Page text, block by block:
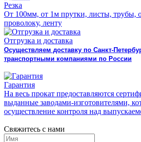
Резка
От 100мм, от 1м прутки, листы, трубы,
проволоку, ленту
Отгрузка и доставка
Осуществляем доставку по Санкт-
транспортными компаниями по России
Гарантия
На весь прокат предоставляются
выданные заводами-изготовителями,
осуществление контроля над
Свяжитесь с нами